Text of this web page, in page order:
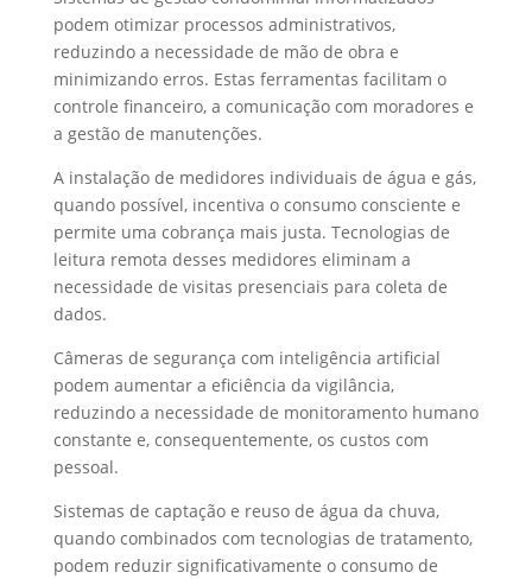
podem otimizar processos administrativos,
reduzindo a necessidade de mão de obra e
minimizando erros. Estas ferramentas facilitam o
controle financeiro, a comunicação com moradores e
a gestão de manutenções.
A instalação de medidores individuais de água e gás,
quando possível, incentiva o consumo consciente e
permite uma cobrança mais justa. Tecnologias de
leitura remota desses medidores eliminam a
necessidade de visitas presenciais para coleta de
dados.
Câmeras de segurança com inteligência artificial
podem aumentar a eficiência da vigilância,
reduzindo a necessidade de monitoramento humano
constante e, consequentemente, os custos com
pessoal.
Sistemas de captação e reuso de água da chuva,
quando combinados com tecnologias de tratamento,
podem reduzir significativamente o consumo de